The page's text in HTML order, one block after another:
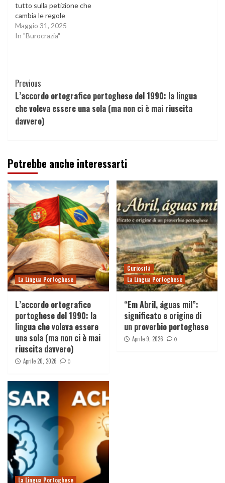
tutto sulla petizione che
cambia le regole
Maggio 31, 2025
In "Burocrazia"
Continue
Reading
Previous
L’accordo ortografico portoghese del 1990: la lingua
che voleva essere una sola (ma non ci è mai riuscita
davvero)
Potrebbe anche interessarti
La Lingua Portoghese
L’accordo ortografico
portoghese del 1990: la
lingua che voleva essere
una sola (ma non ci è mai
riuscita davvero)
Aprile 20, 2026 0
Curiosità
La Lingua Portoghese
“Em Abril, águas mil”:
significato e origine di
un proverbio portoghese
Aprile 9, 2026 0
La Lingua Portoghese